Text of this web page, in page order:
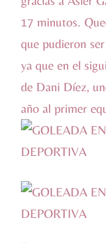
17 minutos.
que pudieron
ya que en el
de Dani Díez,
año al primer